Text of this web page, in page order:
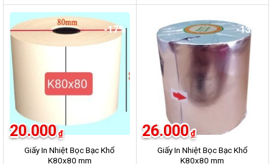
là:
8.000₫.
tại
là:
7.000₫.
là:
tại
6.500₫.
-17%
Giấy In Nhiệt Bọc Bạc Khổ
K80x80 mm
20.000 ₫
-13%
Giấy In Nhiệt Bọc Bạc Khổ
K80x80 mm
26.000 ₫